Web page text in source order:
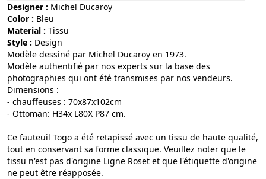
Designer : Michel Ducaroy
Color :
bleu
Material :
tissu
Style :
design
Modèle dessiné par Michel Ducaroy en 1973.
Modèle authentifié par nos experts sur la base des
photographies qui ont été transmises par nos vendeurs.
Dimensions :
- chauffeuses : 70x87x102cm
- Ottoman: H34x L80X P87 cm.
Ce fauteuil Togo a été retapissé avec un tissu de haute qualité,
tout en conservant sa forme classique. Veuillez noter que le
tissu n'est pas d'origine Ligne Roset et que l'étiquette d'origine
ne peut être réapposée.